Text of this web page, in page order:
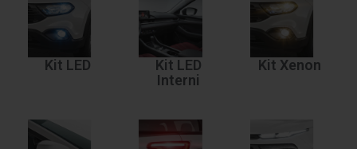
Kit LED
Kit LED
Interni
Kit Xenon